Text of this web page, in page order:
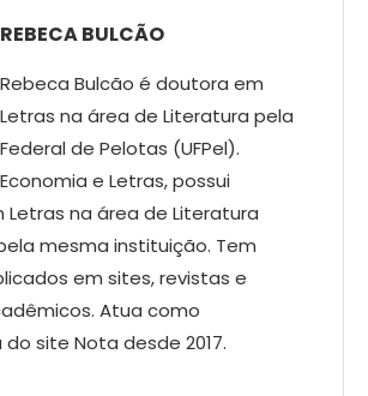
REBECA BULCÃO
Rebeca Bulcão é doutora em
Letras na área de Literatura pela
de Pelotas (UFPel).
e Letras, possui
na área de Literatura
mesma instituição. Tem
em sites, revistas e
Atua como
site Nota desde 2017.